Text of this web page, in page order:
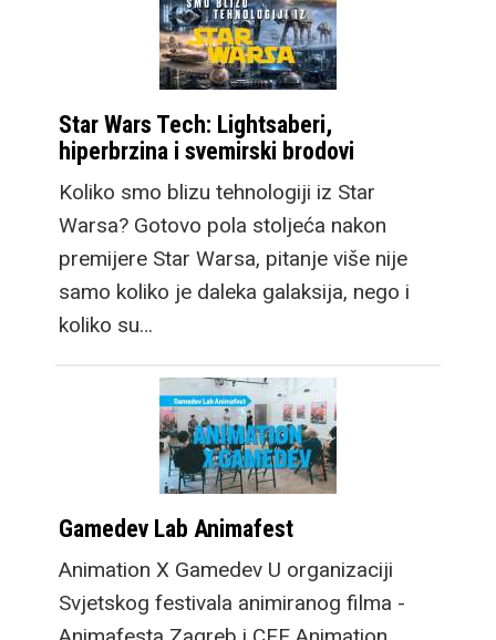
Star Wars Tech: Lightsaberi,
hiperbrzina i svemirski brodovi
Koliko smo blizu tehnologiji iz Star
Warsa? Gotovo pola stoljeća nakon
premijere Star Warsa, pitanje više nije
samo koliko je daleka galaksija, nego i
koliko su…
Gamedev Lab Animafest
Animation X Gamedev U organizaciji
Svjetskog festivala animiranog filma -